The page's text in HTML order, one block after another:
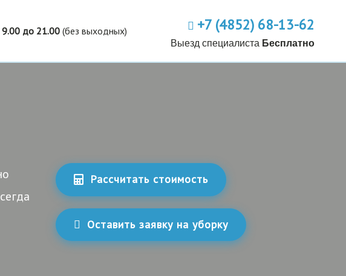
9.00 до 21.00(без выходных) +7 (4852) 68-13-62
Выезд специалиста Бесплатно
Рассчитать стоимость
Оставить заявку на уборку